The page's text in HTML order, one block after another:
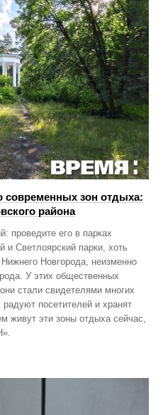
современных зон отдыха:
района
проведите его в парках
и Светлоярский парки, хоть
Новгорода, неизменно
У этих общественных
стали свидетелями многих
посетителей и хранят
живут эти зоны отдыха сейчас,